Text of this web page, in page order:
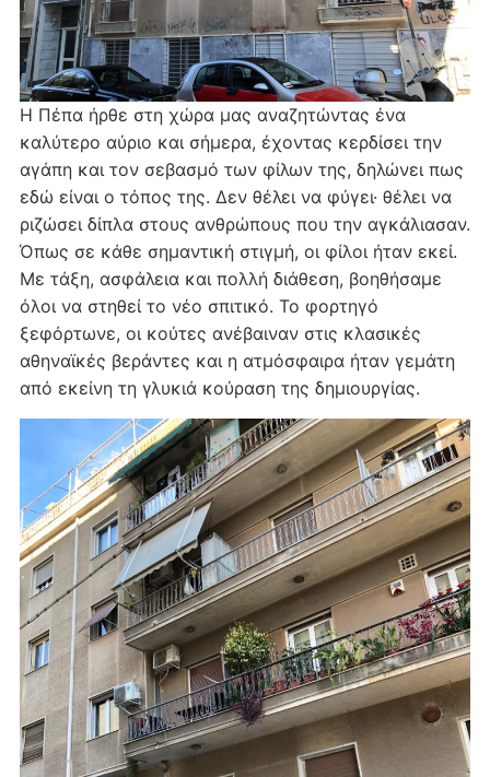
Η Πέπα ήρθε στη χώρα μας αναζητώντας ένα
καλύτερο αύριο και σήμερα, έχοντας κερδίσει την
αγάπη και τον σεβασμό των φίλων της, δηλώνει πως
εδώ είναι ο τόπος της. Δεν θέλει να φύγει· θέλει να
ριζώσει δίπλα στους ανθρώπους που την αγκάλιασαν.
Όπως σε κάθε σημαντική στιγμή, οι φίλοι ήταν εκεί.
Με τάξη, ασφάλεια και πολλή διάθεση, βοηθήσαμε
όλοι να στηθεί το νέο σπιτικό. Το φορτηγό
ξεφόρτωνε, οι κούτες ανέβαιναν στις κλασικές
αθηναϊκές βεράντες και η ατμόσφαιρα ήταν γεμάτη
από εκείνη τη γλυκιά κούραση της δημιουργίας.